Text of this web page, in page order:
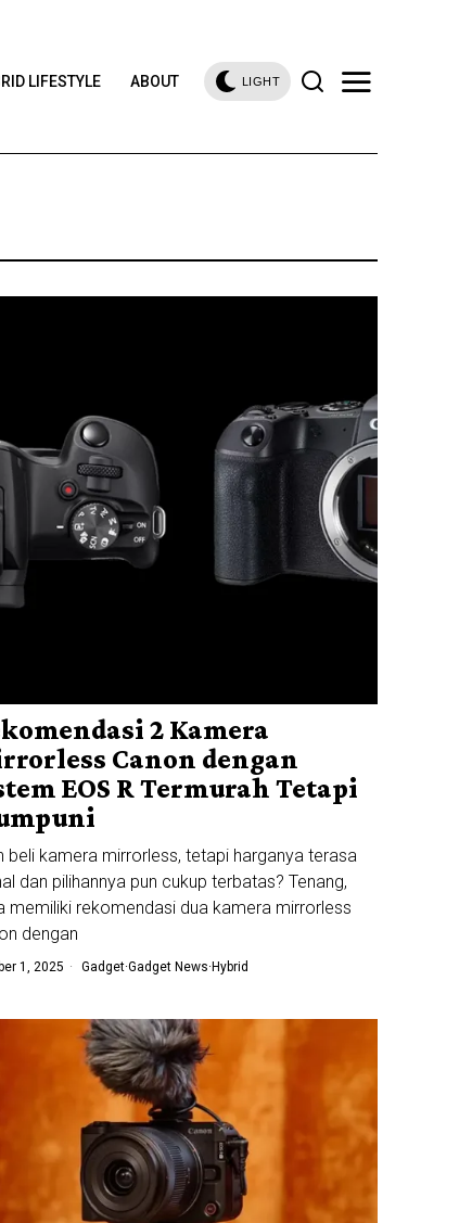
LIFESTYLE ABOUT LIGHT
2 Kamera
Canon dengan
EOS R Termurah Tetapi
beli kamera mirrorless, tetapi harganya terasa
dan pilihannya pun cukup terbatas? Tenang,
memiliki rekomendasi dua kamera mirrorless
dengan
1, 2025 Gadget·Gadget News· Hybrid